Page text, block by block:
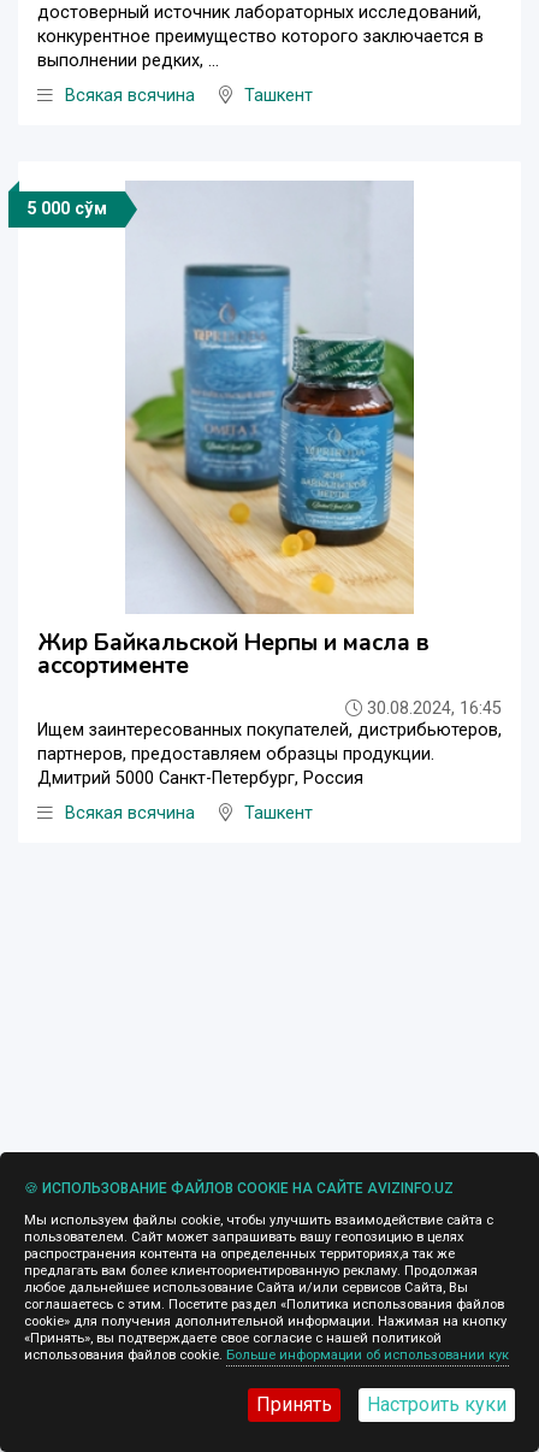
достоверный источник лабораторных исследований,
конкурентное преимущество которого заключается в
выполнении редких, ...
Всякая всячина
Ташкент
5 000 сўм
Жир Байкальской Нерпы и масла в
ассортименте
30.08.2024, 16:45
Ищем заинтересованных покупателей, дистрибьютеров,
партнеров, предоставляем образцы продукции.
Дмитрий 5000 Санкт-Петербург, Россия
Всякая всячина
Ташкент
🍪 ИСПОЛЬЗОВАНИЕ ФАЙЛОВ COOKIE НА САЙТЕ AVIZINFO.UZ
Мы используем файлы cookie, чтобы улучшить взаимодействие сайта с
пользователем. Сайт может запрашивать вашу геопозицию в целях
распространения контента на определенных территориях,а так же
предлагать вам более клиентоориентированную рекламу. Продолжая
любое дальнейшее использование Сайта и/или сервисов Сайта, Вы
соглашаетесь с этим. Посетите раздел «Политика использования файлов
cookie» для получения дополнительной информации. Нажимая на кнопку
«Принять», вы подтверждаете свое согласие с нашей политикой
использования файлов cookie. Больше информации об использовании кук
Принять Настроить куки